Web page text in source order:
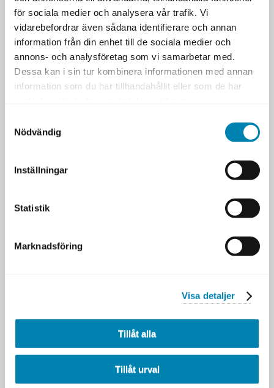
för sociala medier och analysera vår trafik. Vi
vidarebefordrar även sådana identifierare och annan
information från din enhet till de sociala medier och
annons- och analysföretag som vi samarbetar med.
Dessa kan i sin tur kombinera informationen med annan
information som du har tillhandahållit eller som de har
Nödvändig
Inställningar
Statistik
Marknadsföring
Visa detaljer
Tillåt alla
Tillåt urval
Pris
SEK 8 950,00 exkl moms
Alexandra om att fördjupa sin
det i praktiken?
11 MAJ 2026